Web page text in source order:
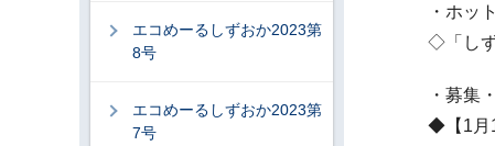
・ホッ
◇「しず
・募集
◆【1月
エコめーるしずおか2023第
8号
エコめーるしずおか2023第
7号